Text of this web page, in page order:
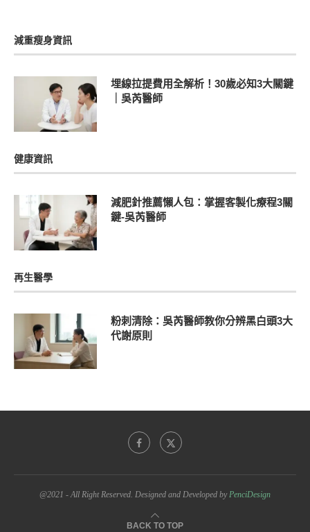
減重瘦身資訊
埋線拉提費用全解析！30歲必知3大關鍵
｜吳芮醫師
健康資訊
減肥針推薦懶人包：掌握客製化療程3關
鍵-吳芮醫師
再生醫學
粉刺清除：吳芮醫師教你分辨黑白頭3大
代謝原則
@2021 - All Right Reserved. Designed and Developed byPenciDesign
BACK TO TOP